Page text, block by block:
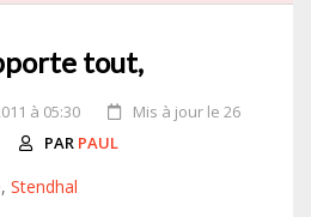
tout,
à 05:30
Mis à jour le 26
PAR PAUL
, Stendhal